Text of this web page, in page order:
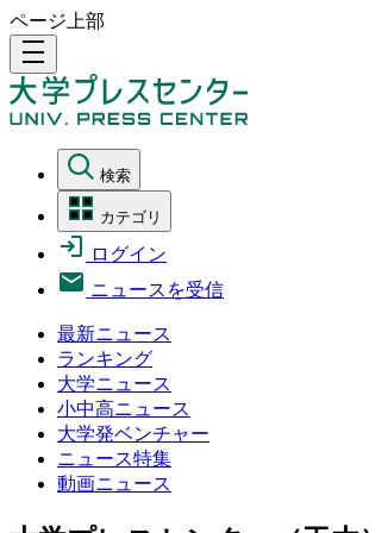
ページ上部
density_medium
検索
カテゴリ
ログイン
ニュースを受信
最新ニュース
ランキング
大学ニュース
小中高ニュース
大学発ベンチャー
ニュース特集
動画ニュース